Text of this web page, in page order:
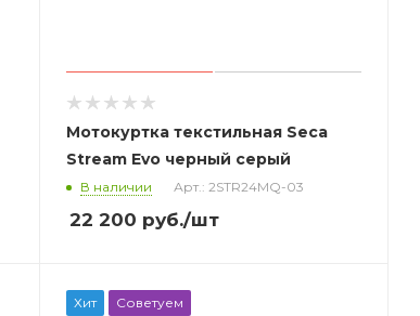
Мотокуртка текстильная Seca
Stream Evo черный серый
В наличии Арт.: 2STR24MQ-03
22 200 руб./шт
Хит Советуем